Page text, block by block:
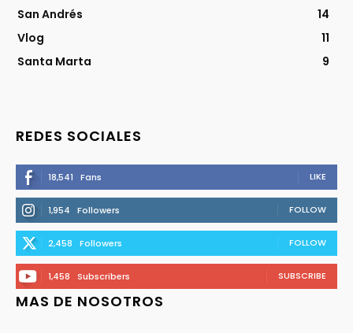
San Andrés
14
Vlog
11
Santa Marta
9
REDES SOCIALES
18,541 Fans LIKE
1,954 Followers FOLLOW
2,458 Followers FOLLOW
1,458 Subscribers SUBSCRIBE
MAS DE NOSOTROS